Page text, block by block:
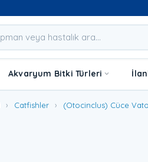
Akvaryum Bitki Türleri
› Catfishler › (Otocinclus) Cüce